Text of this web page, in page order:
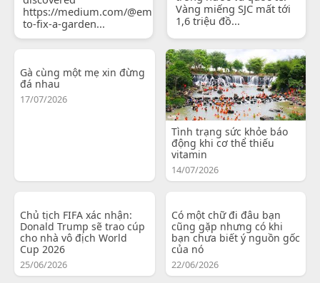
https://medium.com/@emilyjohnsonready/how-
to-fix-a-garden...
Vàng miếng SJC mất tới
1,6 triệu đồ...
Gà cùng một mẹ xin đừng
đá nhau
17/07/2026
Tình trạng sức khỏe báo
động khi cơ thể thiếu
vitamin
14/07/2026
Chủ tịch FIFA xác nhận:
Donald Trump sẽ trao cúp
cho nhà vô địch World
Cup 2026
25/06/2026
Có một chữ đi đâu bạn
cũng gặp nhưng có khi
bạn chưa biết ý nguồn gốc
của nó
22/06/2026